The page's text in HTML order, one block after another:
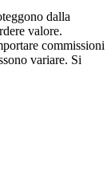
dalla
valore.
commissioni
variare. Si